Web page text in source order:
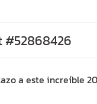
#52868426
a este increíble